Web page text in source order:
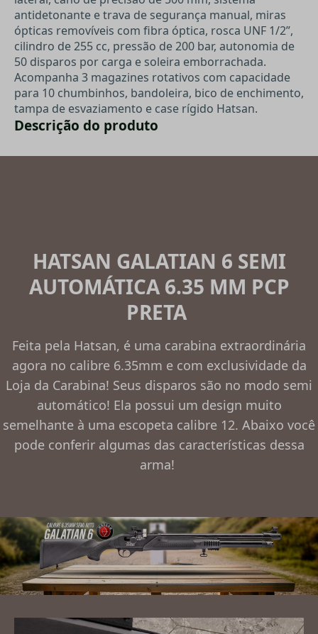
antidetonante e trava de segurança manual, miras
ópticas removíveis com fibra óptica, rosca UNF 1/2”,
cilindro de 255 cc, pressão de 200 bar, autonomia de
50 disparos por carga e soleira emborrachada.
Acompanha 3 magazines rotativos com capacidade
para 10 chumbinhos, bandoleira, bico de enchimento,
tampa de esvaziamento e case rígido Hatsan.
Descrição do produto
HATSAN GALATIAN 6 SEMI
AUTOMÁTICA 6.35 MM PCP
PRETA
Feita pela Hatsan, é uma carabina extraordinária
agora no calibre 6.35mm e com exclusividade da
Loja da Carabina! Seus disparos são no modo semi
automático! Ela possui um design muito
semelhante à uma escopeta calibre 12. Abaixo você
pode conferir algumas das características dessa
arma!